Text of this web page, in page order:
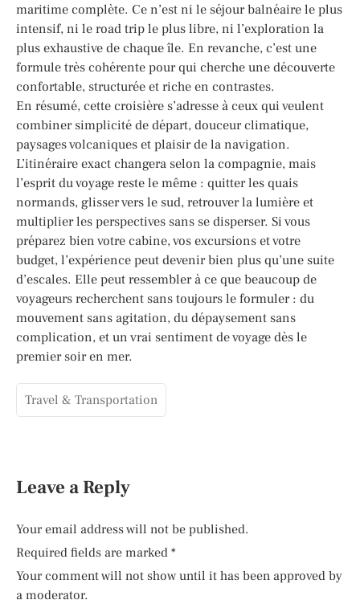
maritime complète. Ce n’est ni le séjour balnéaire le plus
intensif, ni le road trip le plus libre, ni l’exploration la
plus exhaustive de chaque île. En revanche, c’est une
formule très cohérente pour qui cherche une découverte
confortable, structurée et riche en contrastes.
En résumé, cette croisière s’adresse à ceux qui veulent
combiner simplicité de départ, douceur climatique,
paysages volcaniques et plaisir de la navigation.
L’itinéraire exact changera selon la compagnie, mais
l’esprit du voyage reste le même : quitter les quais
normands, glisser vers le sud, retrouver la lumière et
multiplier les perspectives sans se disperser. Si vous
préparez bien votre cabine, vos excursions et votre
budget, l’expérience peut devenir bien plus qu’une suite
d’escales. Elle peut ressembler à ce que beaucoup de
voyageurs recherchent sans toujours le formuler : du
mouvement sans agitation, du dépaysement sans
complication, et un vrai sentiment de voyage dès le
premier soir en mer.
Travel & Transportation
Leave a Reply
Your email address will not be published.
Required fields are marked *
Your comment will not show until it has been approved by
a moderator.